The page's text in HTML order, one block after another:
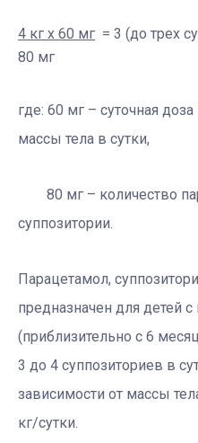
4 кг х 60 мг = 3 (до трех
80 мг
где: 60 мг – суточная
массы тела в сутки,
80 мг – количество
суппозитории.
Парацетамол,
предназначен для детей
(приблизительно с 6
3 до 4 суппозиториев в
зависимости от массы
кг/сутки.